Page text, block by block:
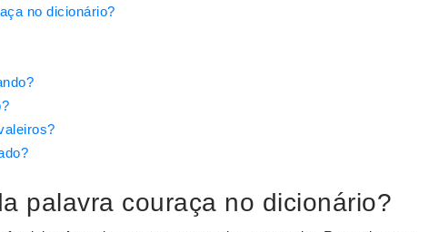
no dicionário?
palavra couraça no dicionário?